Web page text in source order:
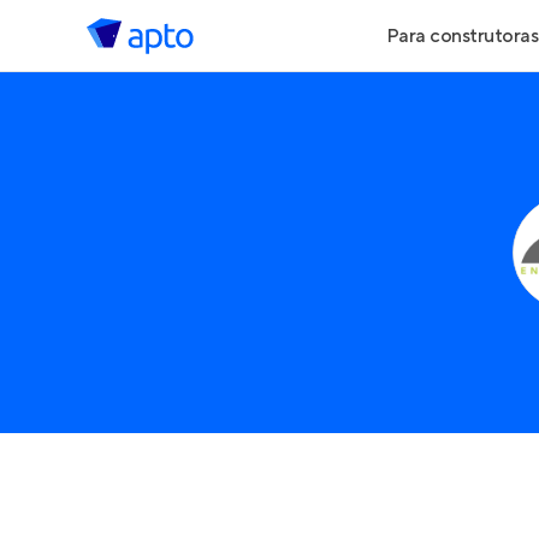
Para construtoras
Geração de
Maiores
Anunciar